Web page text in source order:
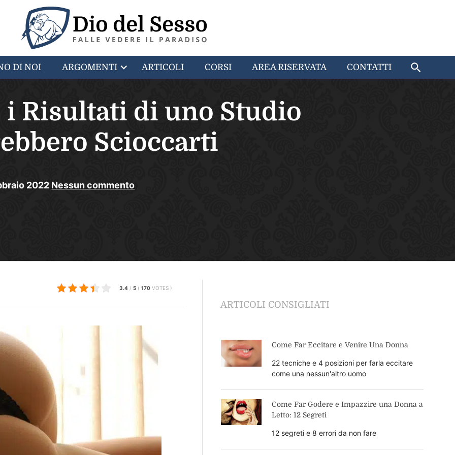
DI NOI ARGOMENTI ARTICOLI CORSI AREA RISERVATA CONTATTI
i Risultati di uno Studio
Scioccarti
2022 Nessun commento
3.4 / 5 ( 170 VOTES )
ARTICOLI CONSIGLIATI
Come Far Eccitare e Venire Una Donna
22 tecniche e 4 posizioni per farla eccitare
come una nessun'altro uomo
Come Far Godere e Impazzire una Donna a
Letto: 12 Segreti
12 segreti e 8 errori da non fare